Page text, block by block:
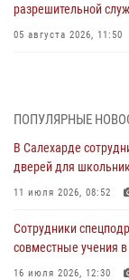
разрешительной
05 августа 2026, 11:50
03 августа 2026, 07:21
Генерал-полковник
молодёжном
03 августа 2026, 06:54
Директор
поздравил
праздником
ПОПУЛЯРНЫЕ
В Салехарде
дверей для
11 июля 2026, 08:52
Сотрудники
совместные учения
16 июля 2026, 12:30